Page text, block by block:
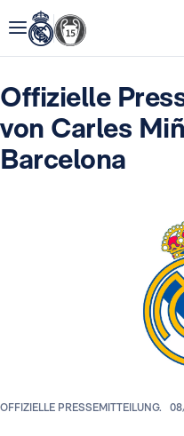
Offizielle
von Carles
Barcelona
OFFIZIELLE PRESSEMITTEILUNG.